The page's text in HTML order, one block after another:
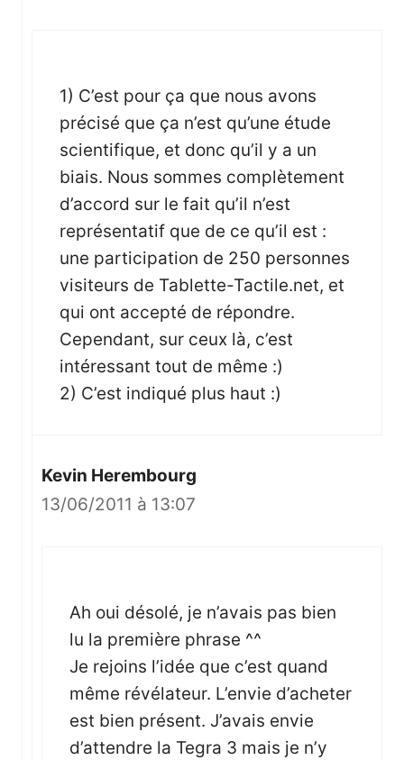
1) C’est pour ça que nous avons
précisé que ça n’est qu’une étude
scientifique, et donc qu’il y a un
biais. Nous sommes complètement
d’accord sur le fait qu’il n’est
représentatif que de ce qu’il est :
une participation de 250 personnes
visiteurs de Tablette-Tactile.net, et
qui ont accepté de répondre.
Cependant, sur ceux là, c’est
intéressant tout de même :)
2) C’est indiqué plus haut :)
Kevin Herembourg
13/06/2011 à 13:07
Ah oui désolé, je n’avais pas bien
lu la première phrase ^^
Je rejoins l’idée que c’est quand
même révélateur. L’envie d’acheter
est bien présent. J’avais envie
d’attendre la Tegra 3 mais je n’y